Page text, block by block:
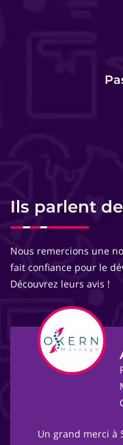
Ils parlent
Nous remercions une
fait confiance pour le
Découvrez leurs avis !
Un grand merci à